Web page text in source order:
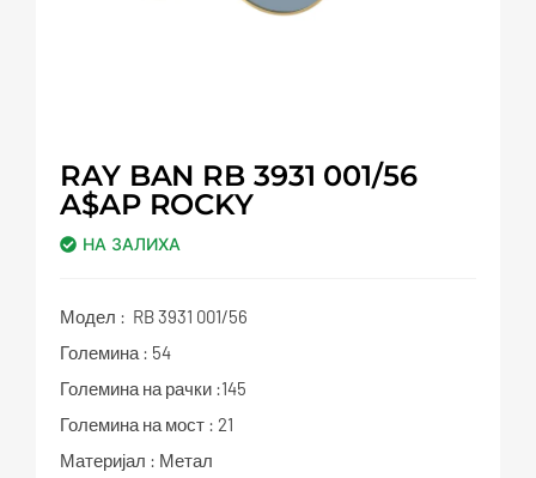
RAY BAN RB 3931 001/56
A$AP ROCKY
НА ЗАЛИХА
Модел : RB 3931 001/56
Големина : 54
Големина на рачки :145
Големина на мост : 21
Материјал : Метал